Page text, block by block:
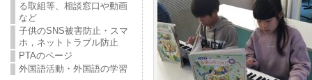
る取組等、相談窓口や動画
など
子供のSNS被害防止・スマ
ホ，ネットトラブル防止
PTAのページ
外国語活動・外国語の学習